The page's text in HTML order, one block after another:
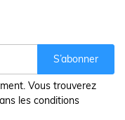
S’abonner
Vous trouverez
les conditions